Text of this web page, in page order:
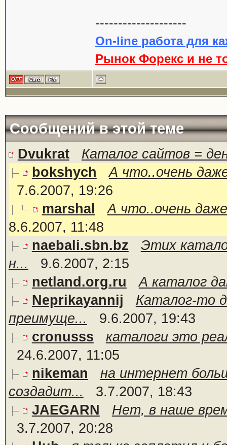
--------------------
On-line работа для
Рынок Форекс и не
Сообщений в этой теме
Dvukrat
Каталог сайтов =
bokshych
А что..очень
7.6.2007, 19:26
marshal
А что..очень
8.6.2007, 11:48
naebali.sbn.bz
Этих
н...
9.6.2007, 2:15
netland.org.ru
А каталог
Neprikayannij
Каталог-то
преимуще...
9.6.2007, 19:43
cronusss
каталоги это
24.6.2007, 11:05
nikeman
на интернет
создадит...
3.7.2007, 18:43
JAEGARN
Нет, в наше
3.7.2007, 20:28